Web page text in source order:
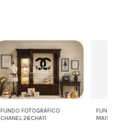
FUNDO FOTOGRÁFICO
CHANEL 26CHA11